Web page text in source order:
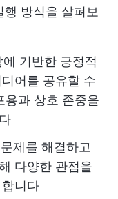
방식을 살펴보
기반한 긍정적
어를 공유할 수
용과 상호 존중을
제를 해결하고
다양한 관점을
니다